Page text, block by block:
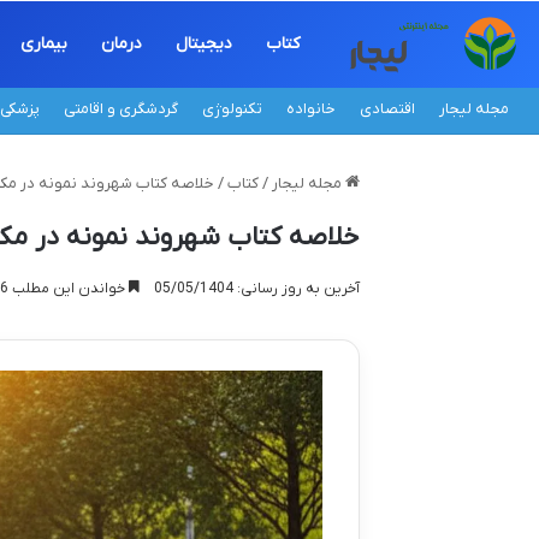
کتاب دیجیتال درمان بیماری
مجله لیجار اقتصادی خانواده تکنولوژی گردشگری و اقامتی پزشکی
مجله لیجار / کتاب / خلاصه کتاب شهروند نمونه در
خلاصه کتاب شهروند نمونه در
آخرین به روز رسانی: 05/05/1404 خواندن این مطلب 16 دقیقه زمان میبرد